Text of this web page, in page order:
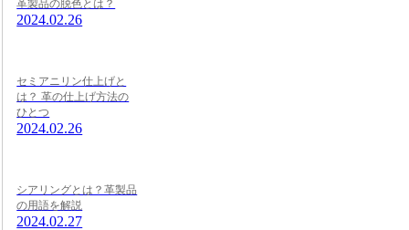
革製品の脱色とは？
2024.02.26
セミアニリン仕上げと
は？ 革の仕上げ方法の
ひとつ
2024.02.26
シアリングとは？革製品
の用語を解説
2024.02.27